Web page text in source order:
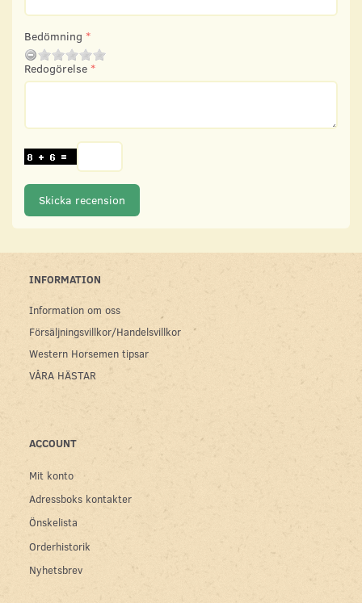
Bedömning
Redogörelse
Skicka recension
INFORMATION
Information om oss
Försäljningsvillkor/Handelsvillkor
Western Horsemen tipsar
VÅRA HÄSTAR
ACCOUNT
Mit konto
Adressboks kontakter
Önskelista
Orderhistorik
Nyhetsbrev